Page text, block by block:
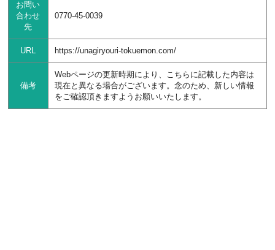
お問い
合わせ
先
0770-45-0039
URL https://unagiryouri-tokuemon.com/
備考
Webページの更新時期により、こちらに記載した内容は
現在と異なる場合がございます。念のため、新しい情報
をご確認頂きますようお願いいたします。